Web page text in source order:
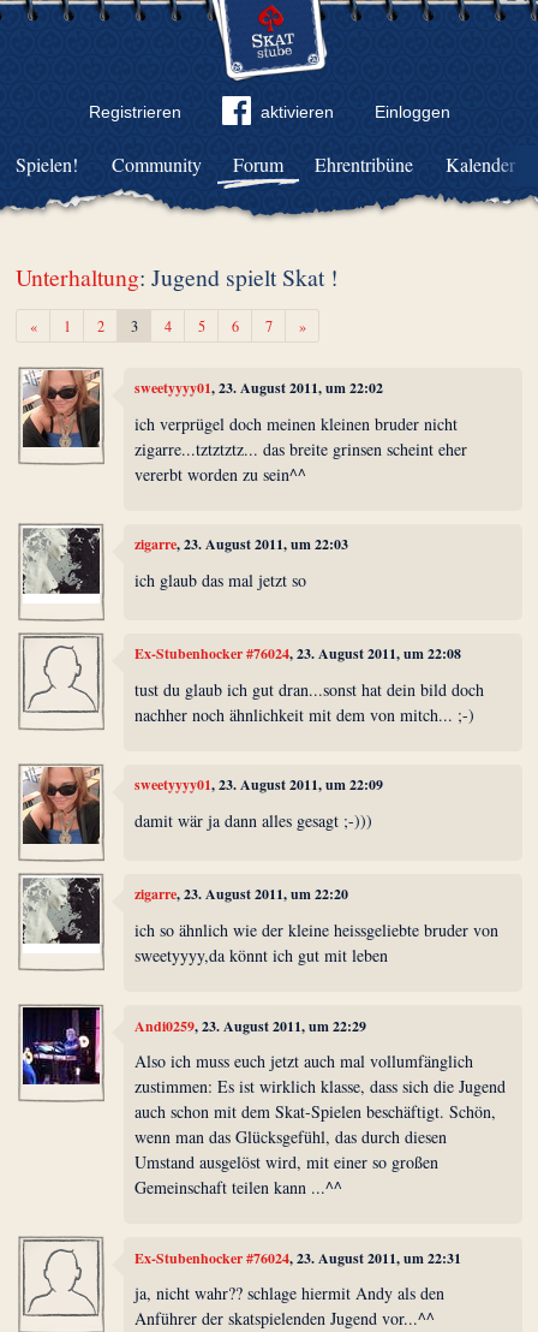
Registrieren aktivieren Einloggen
Community Forum Ehrentribüne Kalender
Spielen!
Unterhaltung: Jugend spielt Skat !
«Zurück1 2 3 4 5 6 7 »Weiter
sweetyyyy01, 23. August 2011, um 22:02
ich verprügel doch meinen kleinen bruder nicht
zigarre...tztztztz... das breite grinsen scheint eher
vererbt worden zu sein^^
zigarre, 23. August 2011, um 22:03
ich glaub das mal jetzt so
Ex-Stubenhocker #76024, 23. August 2011, um 22:08
tust du glaub ich gut dran...sonst hat dein bild doch
nachher noch ähnlichkeit mit dem von mitch... ;-)
sweetyyyy01, 23. August 2011, um 22:09
damit wär ja dann alles gesagt ;-)))
zigarre, 23. August 2011, um 22:20
ich so ähnlich wie der kleine heissgeliebte bruder von
sweetyyyy,da könnt ich gut mit leben
Andi0259, 23. August 2011, um 22:29
Also ich muss euch jetzt auch mal vollumfänglich
zustimmen: Es ist wirklich klasse, dass sich die Jugend
auch schon mit dem Skat-Spielen beschäftigt. Schön,
wenn man das Glücksgefühl, das durch diesen
Umstand ausgelöst wird, mit einer so großen
Gemeinschaft teilen kann ...^^
Ex-Stubenhocker #76024, 23. August 2011, um 22:31
ja, nicht wahr?? schlage hiermit Andy als den
Anführer der skatspielenden Jugend vor...^^